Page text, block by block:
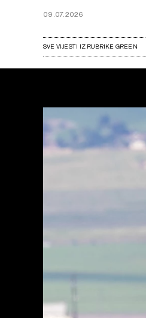
09.07.2026
SVE VIJESTI IZ RUBRIKE GREEN